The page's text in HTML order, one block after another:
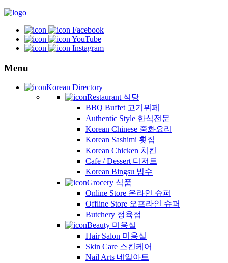
Facebook
YouTube
Instagram
Menu
Korean Directory
Restaurant 식당
BBQ Buffet 고기뷔페
Authentic Style 한식전문
Korean Chinese 중화요리
Korean Sashimi 횟집
Korean Chicken 치킨
Cafe / Dessert 디저트
Korean Bingsu 빙수
Grocery 식품
Online Store 온라인 슈퍼
Offline Store 오프라인 슈퍼
Butchery 정육점
Beauty 미용실
Hair Salon 미용실
Skin Care 스킨케어
Nail Arts 네일아트